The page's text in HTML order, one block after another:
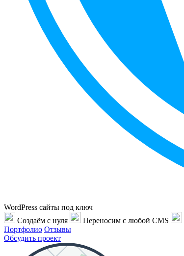
WordPress сайты под ключ
Создаём с нуля
Переносим с любой CMS
Портфолио Отзывы
Обсудить проект